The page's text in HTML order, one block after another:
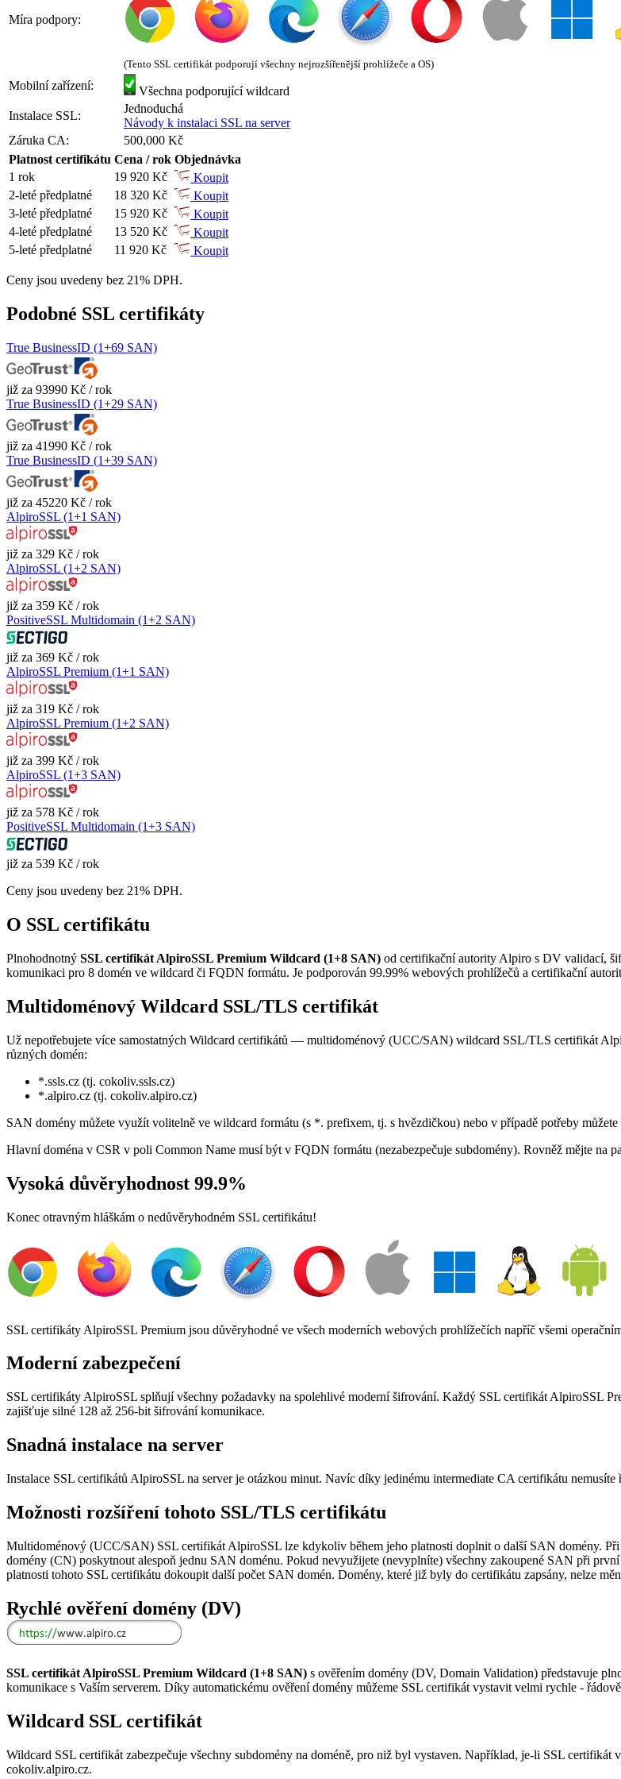
Míra podpory:
(Tento SSL certifikát podporují všechny nejrozšířenější prohlížeče a OS)
Mobilní zařízení:
Všechna podporující wildcard
Instalace SSL:
Jednoduchá
Návody k instalaci SSL na server
Záruka CA:
500,000 Kč
Platnost certifikátu Cena / rok Objednávka
1 rok
19 920 Kč
Koupit
2-leté předplatné
18 320 Kč
Koupit
3-leté předplatné
15 920 Kč
Koupit
4-leté předplatné
13 520 Kč
Koupit
5-leté předplatné
11 920 Kč Koupit
Ceny jsou uvedeny bez 21% DPH.
Podobné SSL certifikáty
True BusinessID (1+69 SAN)
již za 93990 Kč / rok
True BusinessID (1+29 SAN)
již za 41990 Kč / rok
True BusinessID (1+39 SAN)
již za 45220 Kč / rok
AlpiroSSL (1+1 SAN)
již za 329 Kč / rok
AlpiroSSL (1+2 SAN)
již za 359 Kč / rok
PositiveSSL Multidomain (1+2 SAN)
již za 369 Kč / rok
AlpiroSSL Premium (1+1 SAN)
již za 319 Kč / rok
AlpiroSSL Premium (1+2 SAN)
již za 399 Kč / rok
AlpiroSSL (1+3 SAN)
již za 578 Kč / rok
PositiveSSL Multidomain (1+3 SAN)
již za 539 Kč / rok
Ceny jsou uvedeny bez 21% DPH.
O SSL certifikátu
Plnohodnotný SSL certifikát AlpiroSSL Premium Wildcard (1+8 SAN) od certifikační autority Alpiro s DV validací,
komunikaci pro 8 domén ve wildcard či FQDN formátu. Je podporován 99.99% webových prohlížečů a certifikační
Multidoménový Wildcard SSL/TLS certifikát
Už nepotřebujete více samostatných Wildcard certifikátů — multidoménový (UCC/SAN) wildcard SSL/TLS certifikát
různých domén:
*.ssls.cz (tj. cokoliv.ssls.cz)
*.alpiro.cz (tj. cokoliv.alpiro.cz)
SAN domény můžete využít volitelně ve wildcard formátu (s *. prefixem, tj. s hvězdičkou) nebo v případě potřeby
Hlavní doména v CSR v poli Common Name musí být v FQDN formátu (nezabezpečuje subdomény). Rovněž mějte na
Vysoká důvěryhodnost 99.9%
Konec otravným hláškám o nedůvěryhodném SSL certifikátu!
SSL certifikáty AlpiroSSL Premium jsou důvěryhodné ve všech moderních webových prohlížečích napříč všemi
Moderní zabezpečení
SSL certifikáty AlpiroSSL splňují všechny požadavky na spolehlivé moderní šifrování. Každý SSL certifikát AlpiroSSL
zajišťuje silné 128 až 256-bit šifrování komunikace.
Snadná instalace na server
Instalace SSL certifikátů AlpiroSSL na server je otázkou minut. Navíc díky jedinému intermediate CA certifikátu nemusíte
Možnosti rozšíření tohoto SSL/TLS certifikátu
Multidoménový (UCC/SAN) SSL certifikát AlpiroSSL lze kdykoliv během jeho platnosti doplnit o další SAN domény.
domény (CN) poskytnout alespoň jednu SAN doménu. Pokud nevyužijete (nevyplníte) všechny zakoupené SAN při
platnosti tohoto SSL certifikátu dokoupit další počet SAN domén. Domény, které již byly do certifikátu zapsány, nelze
Rychlé ověření domény (DV)
SSL certifikát AlpiroSSL Premium Wildcard (1+8 SAN) s ověřením domény (DV, Domain Validation) představuje
komunikace s Vaším serverem. Díky automatickému ověření domény můžeme SSL certifikát vystavit velmi rychle -
Wildcard SSL certifikát
Wildcard SSL certifikát zabezpečuje všechny subdomény na doméně, pro niž byl vystaven. Například, je-li SSL
cokoliv.alpiro.cz.